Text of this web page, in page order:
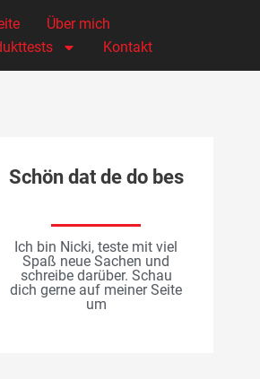
Über mich
Kontakt
Schön dat de do bes
Ich bin Nicki, teste mit viel
Spaß neue Sachen und
schreibe darüber. Schau
dich gerne auf meiner Seite
um